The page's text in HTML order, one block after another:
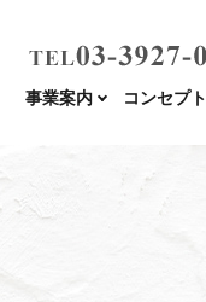
事業案内 コンセプト